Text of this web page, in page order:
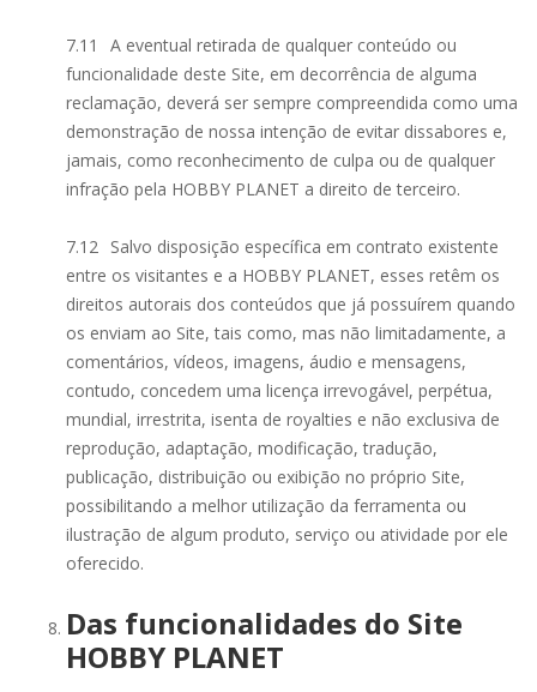
7.11
A eventual retirada de qualquer conteúdo ou
funcionalidade deste Site, em decorrência de alguma
reclamação, deverá ser sempre compreendida como uma
demonstração de nossa intenção de evitar dissabores e,
jamais, como reconhecimento de culpa ou de qualquer
infração pela HOBBY PLANET a direito de terceiro.
7.12 Salvo disposição específica em contrato existente
entre os visitantes e a HOBBY PLANET, esses retêm os
direitos autorais dos conteúdos que já possuírem quando
os enviam ao Site, tais como, mas não limitadamente, a
comentários, vídeos, imagens, áudio e mensagens,
contudo, concedem uma licença irrevogável, perpétua,
mundial, irrestrita, isenta de royalties e não exclusiva de
reprodução, adaptação, modificação, tradução,
publicação, distribuição ou exibição no próprio Site,
possibilitando a melhor utilização da ferramenta ou
ilustração de algum produto, serviço ou atividade por ele
oferecido.
Das funcionalidades do Site
HOBBY PLANET